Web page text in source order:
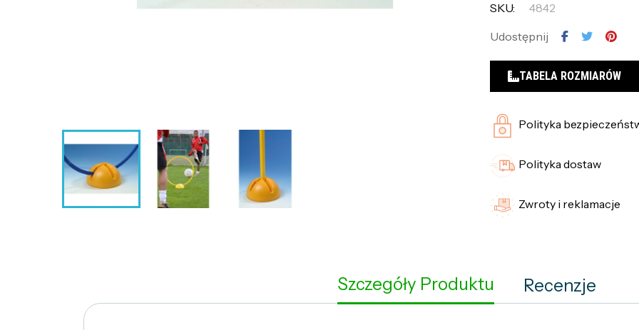
SKU:
4842
Udostępnij
TABELA ROZMIARÓW
Polityka
Polityka dostaw
Zwroty i reklamacje
Szczegóły Produktu Recenzje